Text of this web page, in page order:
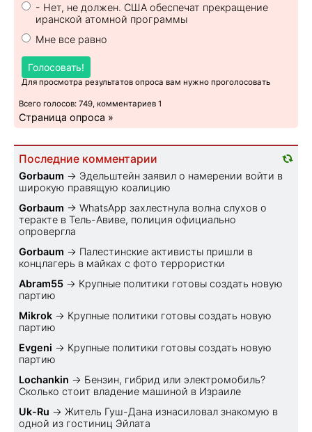
- Нет, не должен. США обеспечат прекращение
иранской атомной программы
Мне все равно
Голосовать!
Для просмотра результатов опроса вам нужно проголосовать
Всего голосов: 749, комментариев 1
Страница опроса »
Последние комментарии
Gorbaum → Эдельштейн заявил о намерении войти в
широкую правящую коалицию
Gorbaum → WhatsApp захлестнула волна слухов о
теракте в Тель-Авиве, полиция официально
опровергла
Gorbaum → Палестинские активисты пришли в
концлагерь в майках с фото террористки
Abram55 → Крупные политики готовы создать новую
партию
Mikrok → Крупные политики готовы создать новую
партию
Evgeni → Крупные политики готовы создать новую
партию
Lochankin → Бензин, гибрид или электромобиль?
Cколько стоит владение машиной в Израиле
Uk-Ru → Житель Гуш-Дана изнасиловал знакомую в
одной из гостиниц Эйлата